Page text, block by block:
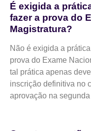
É exigida a
fazer a prova do
Magistratura?
Não é exigida a
prova do Exame
tal prática apenas
inscrição definitiva no
aprovação na segunda